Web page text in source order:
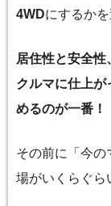
4WDにするか
居住性と安全
クルマに仕上が
めるのが一番！
その前に「今の
場がいくらぐら